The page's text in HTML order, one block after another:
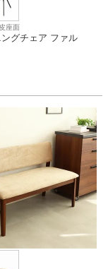
座面
グチェア ファル